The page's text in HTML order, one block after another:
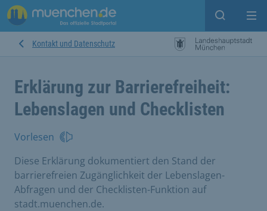
Suche
Kontakt und Datenschutz
Erklärung zur Barrierefreiheit:
Lebenslagen und Checklisten
Vorlesen
Diese Erklärung dokumentiert den Stand der
barrierefreien Zugänglichkeit der Lebenslagen-
Abfragen und der Checklisten-Funktion auf
stadt.muenchen.de.